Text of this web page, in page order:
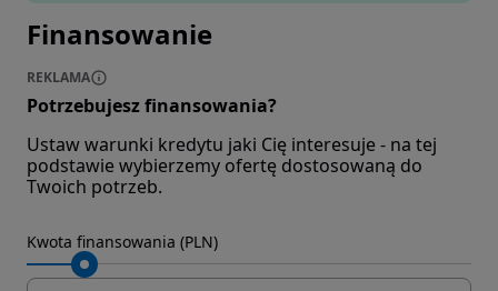
Finansowanie
REKLAMA
Potrzebujesz finansowania?
Ustaw warunki kredytu jaki Cię interesuje - na tej
podstawie wybierzemy ofertę dostosowaną do
Twoich potrzeb.
Kwota finansowania (PLN)